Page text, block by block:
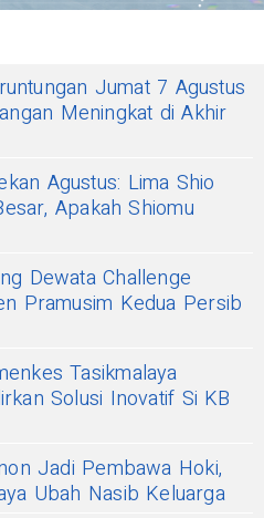
Jumat 7 Agustus
Meningkat di Akhir
Agustus: Lima Shio
Apakah Shiomu
Dewata Challenge
Pramusim Kedua Persib
Tasikmalaya
Solusi Inovatif Si KB
Jadi Pembawa Hoki,
Ubah Nasib Keluarga